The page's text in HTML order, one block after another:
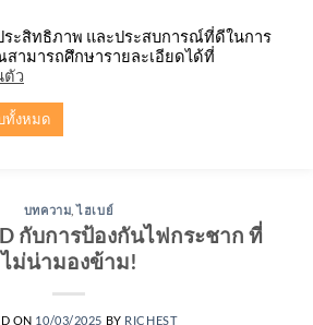
บทความ ,ไฮเบย์
กับการป้องกันไฟกระชาก ที่
ไม่น่ามองข้าม!
ON 10/03/2025 BY RICHEST
ระสิทธิภาพ และประสบการณ์ที่ดีในการ
ามารถศึกษารายละเอียดได้ที่
ตัว
ทั้งหมด